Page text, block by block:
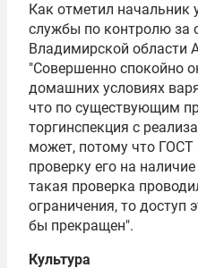
Как отметил начальник
службы по контролю за
Владимирской области
"Совершенно спокойно
домашних условиях
что по существующим
торгинспекция с
может, потому что ГОСТ
проверку его на
такая проверка
ограничения, то доступ
бы прекращен".
Культура